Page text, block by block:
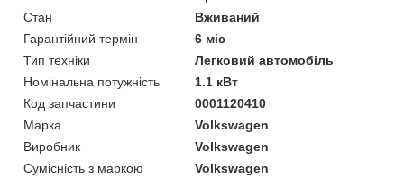
Стан
Вживаний
Гарантійний термін
6 міс
Тип техніки
Легковий автомобіль
Номінальна потужність
1.1 кВт
Код запчастини
0001120410
Марка
Volkswagen
Виробник
Volkswagen
Сумісність з маркою
Volkswagen